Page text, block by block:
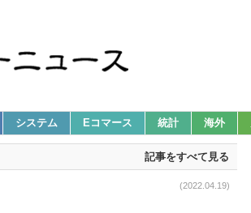
システム Eコマース 統計 海外
記事をすべて見る
(2022.04.19)